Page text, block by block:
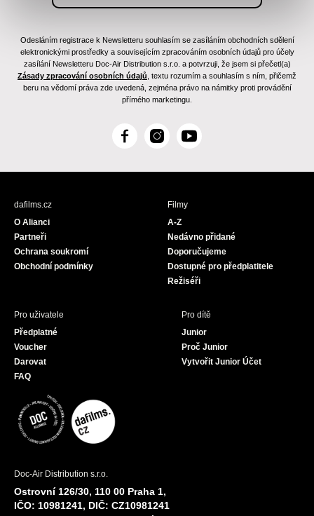
Odesláním registrace k Newsletteru souhlasím se zasíláním obchodních sdělení
elektronickými prostředky a souvisejícím zpracováním osobních údajů pro účely
zasílání Newsletteru Doc-Air Distribution s.r.o. a potvrzuji, že jsem si přečetl(a)
Zásady zpracování osobních údajů , textu rozumím a souhlasím s ním, přičemž
beru na vědomí práva zde uvedená, zejména právo na námitky proti provádění
přímého marketingu.
F
c
I
s
Y
u
dafilms.cz
O Alianci
Partneři
Ochrana soukromí
Obchodní podmínky
Filmy
A-Z
Nedávno přidané
Doporučujeme
Dostupné pro předplatitele
Režiséři
Pro uživatele
Předplatné
Voucher
Darovat
FAQ
Pro dítě
Junior
Proč Junior
Vytvořit Junior Účet
Doc-Air Distribution s.r.o.
Ostrovní 126/30, 110 00 Praha 1,
IČO: 10981241, DIČ: CZ10981241